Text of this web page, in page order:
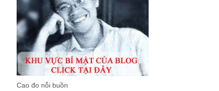
Cao đo nỗi buồn